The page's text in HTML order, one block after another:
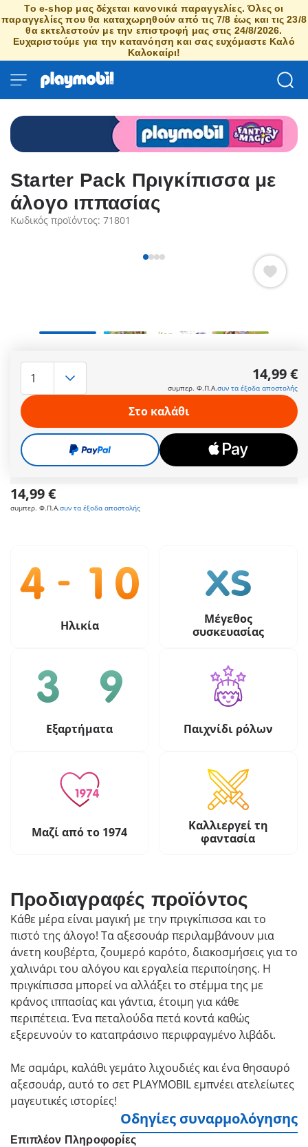
Το e-shop μας δέχεται κανονικά παραγγελίες. Όλες οι
παραγγελίες που θα καταχωρηθούν από τις 7/8 έως και τις 23/8
θα εκτελεστούν με την επιστροφή μας στις 24/8/2026.
Ευχαριστούμε για την κατανόηση και σας ευχόμαστε Καλό
Καλοκαίρι!
Starter Pack Πριγκίπισσα με
άλογο ιππασίας
Κωδικός προϊόντος: 71801
αφοσίωση, η κομψή πριγκίπισσα φροντίζει το υπέροχο άλογό
της. Η φούστα της βγαίνει εύκολα, ώστε να μπορεί να
ιππεύει άνετα τον πιστό της φίλο! Μετά από μια μεγάλη
βόλτα, το άλογο αξίζει ένα ζουμερό καροτάκι και μια ζεστή
κουβέρτα όταν βγει η σέλα. Για ξεχωριστές περιστάσεις, το
χαλινάρι του μπορεί να στολιστεί με λαμπερές κορδέλες και
αστεράκια!
Περισσότερες πληροφορίες
14,99 €
συμπερ. Φ.Π.Α.συν τα έξοδα αποστολής
14,99 €
συμπερ. Φ.Π.Α.συν τα έξοδα αποστολής
Στο καλάθι
Ηλικία
Μέγεθος
συσκευασίας
Εξαρτήματα Παιχνίδι ρόλων
Μαζί από το 1974
Καλλιεργεί τη
φαντασία
Προδιαγραφές προϊόντος
Κάθε μέρα είναι μαγική με την πριγκίπισσα και το
πιστό της άλογο! Τα αξεσουάρ περιλαμβάνουν μια
άνετη κουβέρτα, ζουμερό καρότο, διακοσμήσεις για το
χαλινάρι του αλόγου και εργαλεία περιποίησης. Η
πριγκίπισσα μπορεί να αλλάξει το στέμμα της με
κράνος ιππασίας και γάντια, έτοιμη για κάθε
περιπέτεια. Ένα πεταλούδα πετά κοντά καθώς
εξερευνούν το καταπράσινο περιφραγμένο λιβάδι.
Με σαμάρι, καλάθι γεμάτο λιχουδιές και ένα θησαυρό
αξεσουάρ, αυτό το σετ PLAYMOBIL εμπνέει ατελείωτες
μαγευτικές ιστορίες!
Οδηγίες συναρμολόγησης
Επιπλέον Πληροφορίες